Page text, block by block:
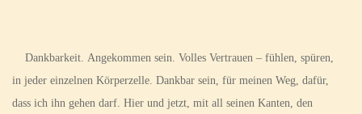
Dankbarkeit. Angekommen sein. Volles Vertrauen – fühlen, spüren,
in jeder einzelnen Körperzelle. Dankbar sein, für meinen Weg, dafür,
dass ich ihn gehen darf. Hier und jetzt, mit all seinen Kanten, den